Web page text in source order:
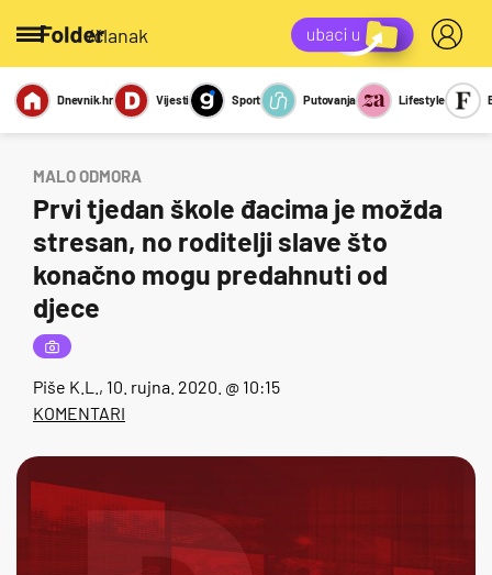
/članak
Miks Kviz
Report
Sexy
Dnevnik.hr Vijesti Sport Putovanja Lifestyle
MALO ODMORA
Prvi tjedan škole đacima je možda
stresan, no roditelji slave što
konačno mogu predahnuti od
djece
Piše K.L. , 10. rujna. 2020. @ 10:15
KOMENTARI